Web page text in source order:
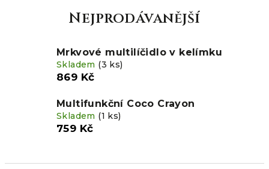
Nejprodávanější
Mrkvové multilíčidlo v kelímku
Skladem (3 ks)
869 Kč
Multifunkční Coco Crayon
Skladem (1 ks)
759 Kč